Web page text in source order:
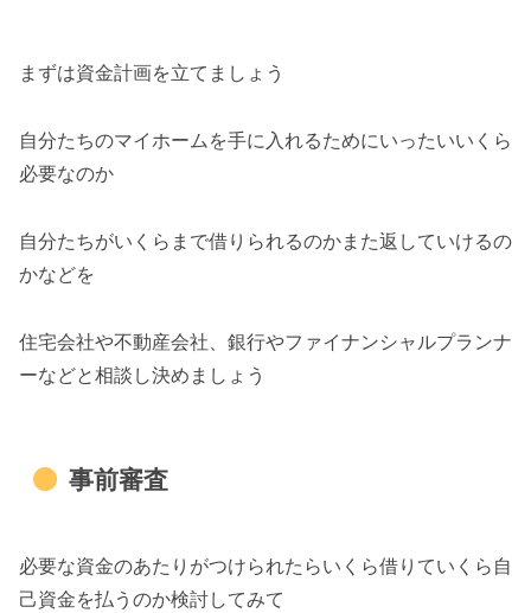
まずは資金計画を立てましょう
自分たちのマイホームを手に入れるためにいったいいくら
必要なのか
自分たちがいくらまで借りられるのかまた返していけるの
かなどを
住宅会社や不動産会社、銀行やファイナンシャルプランナ
ーなどと相談し決めましょう
事前審査
必要な資金のあたりがつけられたらいくら借りていくら自
己資金を払うのか検討してみて